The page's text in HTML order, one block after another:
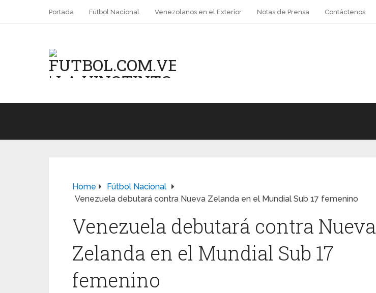
Portada Fútbol Nacional Venezolanos en el Exterior Notas de Prensa Contáctenos
Home
Fútbol Nacional
Venezuela debutará contra Nueva Zelanda en el Mundial Sub 17 femenino
Venezuela debutará contra Nueva
Zelanda en el Mundial Sub 17
femenino